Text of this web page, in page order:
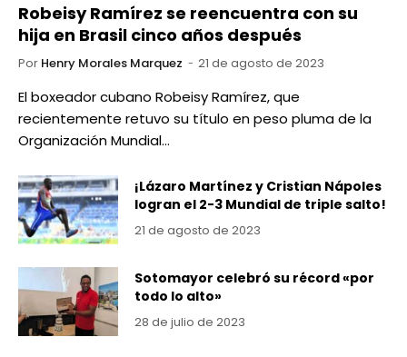
Robeisy Ramírez se reencuentra con su
hija en Brasil cinco años después
Por Henry Morales Marquez 21 de agosto de 2023
El boxeador cubano Robeisy Ramírez, que
recientemente retuvo su título en peso pluma de la
Organización Mundial…
¡Lázaro Martínez y Cristian Nápoles
logran el 2-3 Mundial de triple salto!
21 de agosto de 2023
Sotomayor celebró su récord «por
todo lo alto»
28 de julio de 2023